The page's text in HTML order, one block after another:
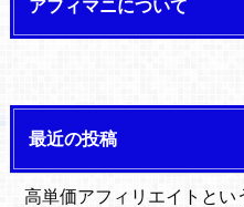
アフィマニについて
最近の投稿
高単価アフィリエイトとい